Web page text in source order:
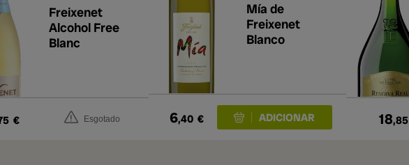
Freixenet
Alcohol Free
Blanc
€ Esgotado
Mía de
Freixenet
Blanco
6,40 € 18,85